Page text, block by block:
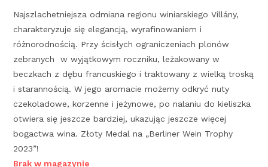
Najszlachetniejsza odmiana regionu winiarskiego Villány,
charakteryzuje się elegancją, wyrafinowaniem i
różnorodnością. Przy ścisłych ograniczeniach plonów
zebranych w wyjątkowym roczniku, leżakowany w
beczkach z dębu francuskiego i traktowany z wielką troską
i starannością. W jego aromacie możemy odkryć nuty
czekoladowe, korzenne i jeżynowe, po nalaniu do kieliszka
otwiera się jeszcze bardziej, ukazując jeszcze więcej
bogactwa wina. Złoty Medal na „Berliner Wein Trophy
2023”!
Brak w magazynie